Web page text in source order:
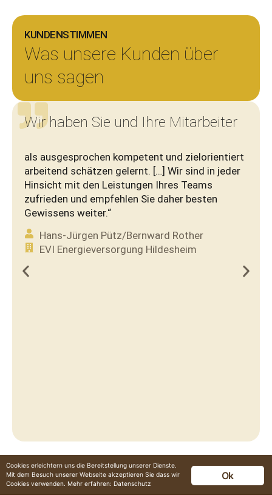
KUNDEN­STIMMEN
Was unsere Kunden über
uns sagen
Wir haben Sie und Ihre Mitarbeiter
als ausgesprochen kompetent und zielorientiert
arbeitend schätzen gelernt. […] Wir sind in jeder
Hinsicht mit den Leistungen Ihres Teams
zufrieden und empfehlen Sie daher besten
Gewissens weiter.“
Hans-Jürgen Pütz/Bernward Rother
EVI Energieversorgung Hildesheim
Ok
Cookies erleichtern uns die Bereitstellung unserer Dienste.
Mit dem Besuch unserer Webseite akzeptieren Sie dass wir
Cookies verwenden. Mehr erfahren: Datenschutz